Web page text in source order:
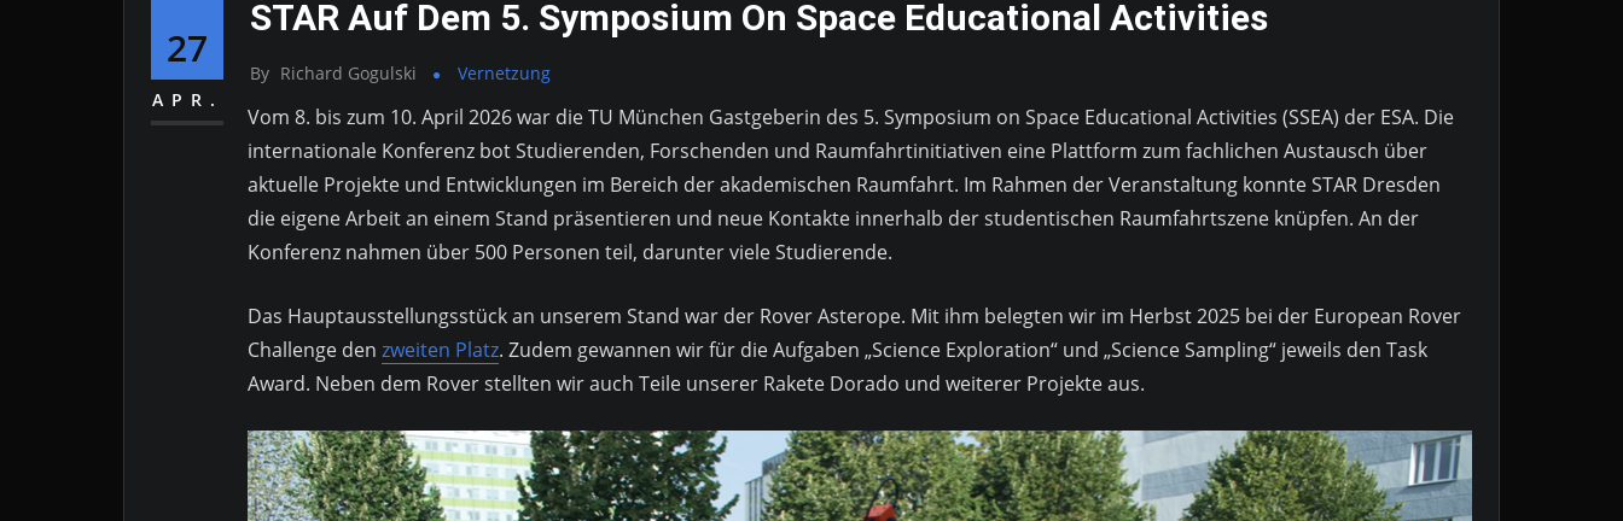
27
APR.
STAR Auf Dem 5. Symposium On Space Educational Activities
By Richard Gogulski Vernetzung
Vom 8. bis zum 10. April 2026 war die TU München Gastgeberin des 5. Symposium on Space Educational Activities (SSEA) der ESA. Die
internationale Konferenz bot Studierenden, Forschenden und Raumfahrtinitiativen eine Plattform zum fachlichen Austausch über
aktuelle Projekte und Entwicklungen im Bereich der akademischen Raumfahrt. Im Rahmen der Veranstaltung konnte STAR Dresden
die eigene Arbeit an einem Stand präsentieren und neue Kontakte innerhalb der studentischen Raumfahrtszene knüpfen. An der
Konferenz nahmen über 500 Personen teil, darunter viele Studierende.
Das Hauptausstellungsstück an unserem Stand war der Rover Asterope. Mit ihm belegten wir im Herbst 2025 bei der European Rover
Challenge den zweiten Platz. Zudem gewannen wir für die Aufgaben „Science Exploration“ und „Science Sampling“ jeweils den Task
Award. Neben dem Rover stellten wir auch Teile unserer Rakete Dorado und weiterer Projekte aus.